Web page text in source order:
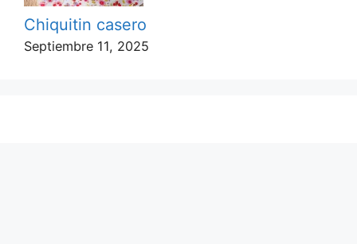
Chiquitin casero
Septiembre 11, 2025